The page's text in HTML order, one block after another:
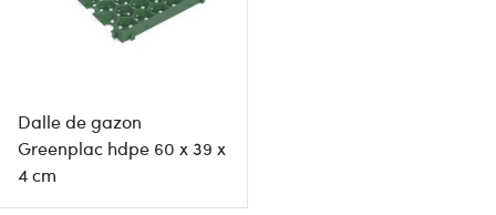
Dalle de gazon
Greenplac hdpe 60 x 39 x
4 cm